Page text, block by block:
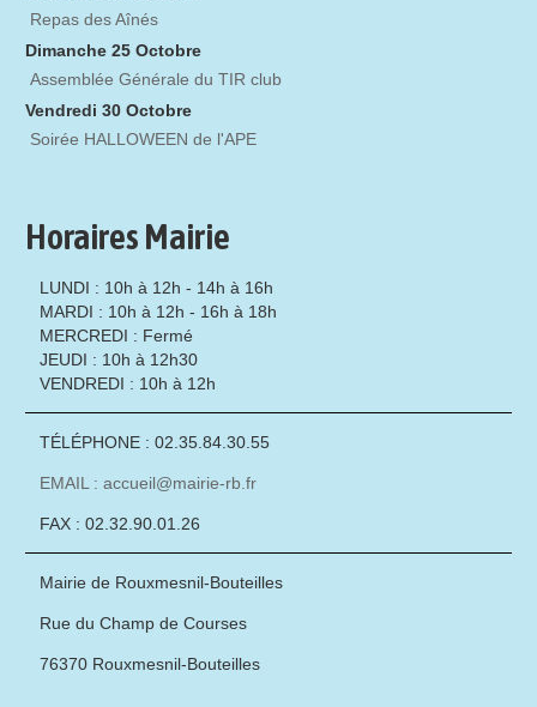
Repas des Aînés
Dimanche 25 Octobre
Assemblée Générale du TIR club
Vendredi 30 Octobre
Soirée HALLOWEEN de l'APE
Horaires Mairie
LUNDI : 10h à 12h - 14h à 16h
MARDI : 10h à 12h - 16h à 18h
MERCREDI : Fermé
JEUDI : 10h à 12h30
VENDREDI : 10h à 12h
TÉLÉPHONE : 02.35.84.30.55
EMAIL : accueil@mairie-rb.fr
FAX : 02.32.90.01.26
Mairie de Rouxmesnil-Bouteilles
Rue du Champ de Courses
76370 Rouxmesnil-Bouteilles